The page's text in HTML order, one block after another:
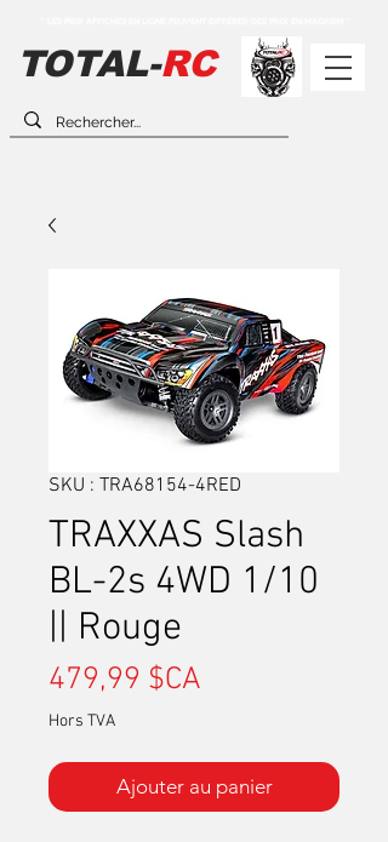
TOTAL-RC
SKU : TRA68154-4RED
TRAXXAS Slash
BL-2s 4WD 1/10
|| Rouge
479,99 $CA
Hors TVA
Ajouter au panier